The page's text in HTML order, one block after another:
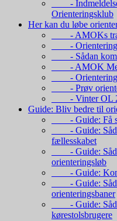
- Indmeldelse
Orienteringsklub
Her kan du løbe
- AMOKs
-
- Sådan
- AMOK
-
- Prøv
- Vinter OL
Guide: Bliv bedre til
- Guide: Få
- Guide:
fællesskabet
- Guide:
orienteringsløb
- Guide: Kom
- Guide:
orienteringsbaner
- Guide:
kørestolsbrugere